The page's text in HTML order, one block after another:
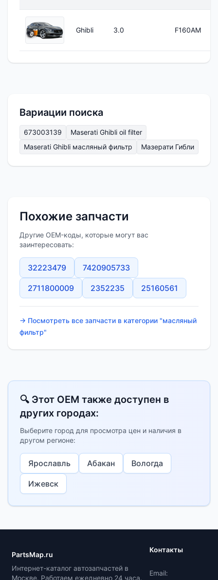
Ghibli 3.0 F160AM
Вариации поиска
673003139
Maserati Ghibli oil filter
Maserati Ghibli масляный фильтр
Мазерати Гибли
Похожие запчасти
Другие OEM-коды, которые могут вас
заинтересовать:
32223479 7420905733
2711800009 2352235 25160561
→ Посмотреть все запчасти в категории "масляный
фильтр"
🔍 Этот OEM также доступен в
других городах:
Выберите город для просмотра цен и наличия в
другом регионе:
Ярославль Абакан Вологда
Ижевск
PartsMap.ru
Интернет-каталог автозапчастей в
Москве. Работаем ежедневно 24 часа.
Контакты
Email: